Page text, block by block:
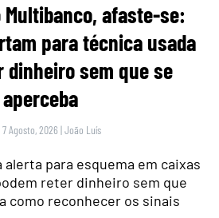
afaste-se:
para técnica usada
dinheiro sem que se
aperceba
7 Agosto, 2026 |João Luís
alerta para esquema em caixas
reter dinheiro sem que
como reconhecer os sinais